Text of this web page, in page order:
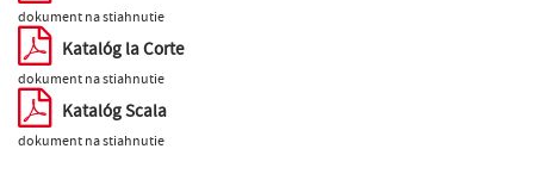
dokument na stiahnutie
Katalóg la Corte
dokument na stiahnutie
Katalóg Scala
dokument na stiahnutie